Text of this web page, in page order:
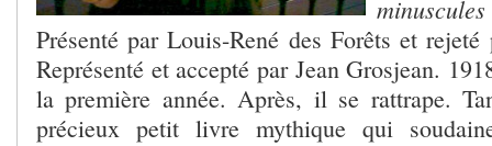
Présenté par Louis-René des Forêts et
Représenté et accepté par Jean Grosjean.
la première année. Après, il se rattrape.
précieux petit livre mythique qui